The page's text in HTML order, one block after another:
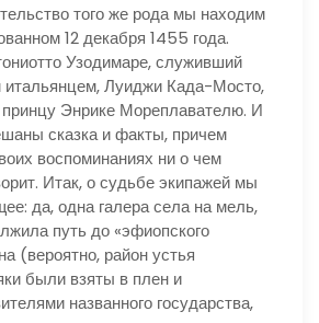
того же рода мы находим
12 декабря 1455 года.
Узодимаре, служивший
итальянцем, Луиджи Када-Мосто,
принцу Энрике Мореплавателю. И
сказка и факты, причем
воспоминаниях ни о чем
Итак, о судьбе экипажей мы
да, одна галера села на мель,
путь до «эфиопского
(вероятно, район устья
были взяты в плен и
названного государства,